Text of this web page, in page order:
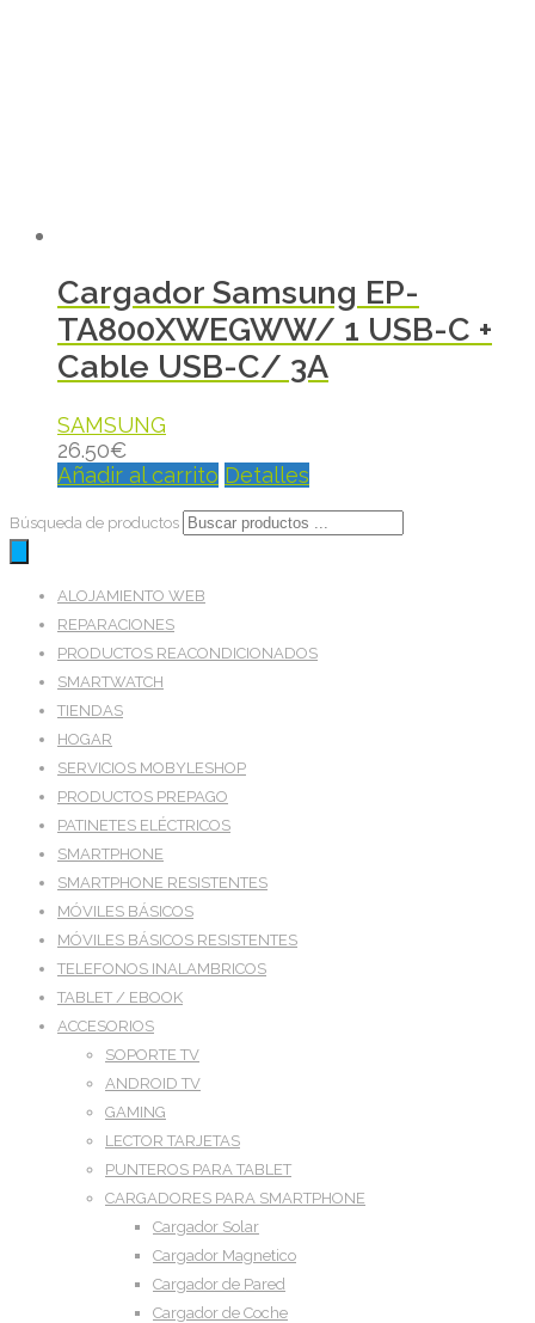
Cargador Samsung EP-
TA800XWEGWW/ 1 USB-C +
Cable USB-C/ 3A
SAMSUNG
26.50€
Añadir al carrito Detalles
Búsqueda de productos
ALOJAMIENTO WEB
REPARACIONES
PRODUCTOS REACONDICIONADOS
SMARTWATCH
TIENDAS
HOGAR
SERVICIOS MOBYLESHOP
PRODUCTOS PREPAGO
PATINETES ELÉCTRICOS
SMARTPHONE
SMARTPHONE RESISTENTES
MÓVILES BÁSICOS
MÓVILES BÁSICOS RESISTENTES
TELEFONOS INALAMBRICOS
TABLET / EBOOK
ACCESORIOS
SOPORTE TV
ANDROID TV
GAMING
LECTOR TARJETAS
PUNTEROS PARA TABLET
CARGADORES PARA SMARTPHONE
Cargador Solar
Cargador Magnetico
Cargador de Pared
Cargador de Coche